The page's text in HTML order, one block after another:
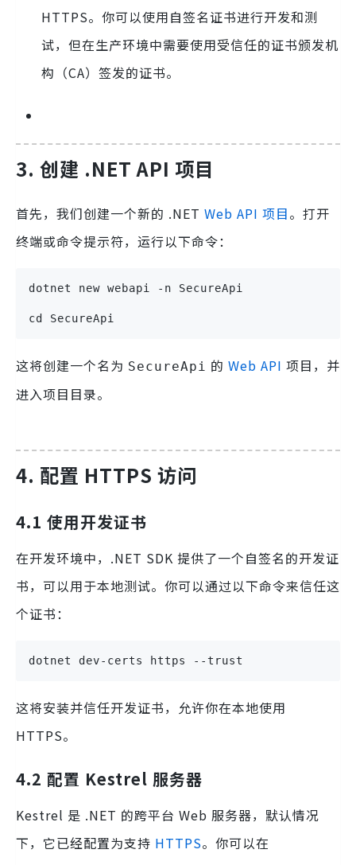
HTTPS。你可以使用自签名证书进行开发和测
试，但在生产环境中需要使用受信任的证书颁发机
构（CA）签发的证书。
3. 创建 .NET API 项目
首先，我们创建一个新的 .NET Web API 项目。打开
终端或命令提示符，运行以下命令：
dotnet new webapi -n SecureApi
cd SecureApi
这将创建一个名为 SecureApi 的 Web API 项目，并
进入项目目录。
4. 配置 HTTPS 访问
4.1 使用开发证书
在开发环境中，.NET SDK 提供了一个自签名的开发证
书，可以用于本地测试。你可以通过以下命令来信任这
个证书：
dotnet dev-certs https --trust
这将安装并信任开发证书，允许你在本地使用
HTTPS。
4.2 配置 Kestrel 服务器
Kestrel 是 .NET 的跨平台 Web 服务器，默认情况
下，它已经配置为支持 HTTPS。你可以在